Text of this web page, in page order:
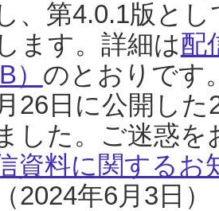
、第4.0.1版と
ます。詳細は配
のとおりです
26日に公開し
した。ご迷惑
資料に関するお
2024年6月3日）